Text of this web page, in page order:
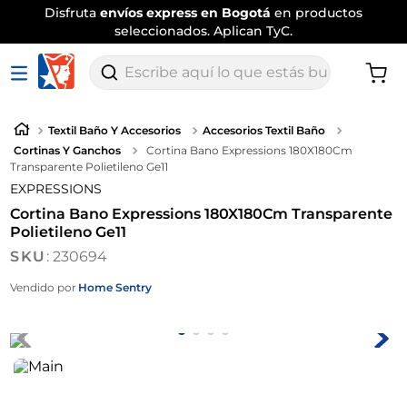
Disfruta envíos express en Bogotá en productos
seleccionados. Aplican TyC.
Escribe aquí lo que estás buscando
Textil Baño Y Accesorios
Accesorios Textil Baño
Cortinas Y Ganchos
Cortina Bano Expressions 180X180Cm
Transparente Polietileno Ge11
EXPRESSIONS
Cortina Bano Expressions 180X180Cm Transparente
Polietileno Ge11
:230694
Vendido por Home Sentry